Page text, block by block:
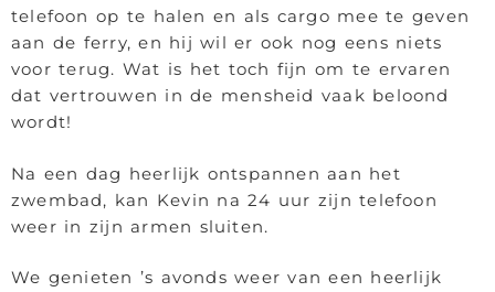
telefoon op te halen en als cargo mee te geven
aan de ferry, en hij wil er ook nog eens niets
voor terug. Wat is het toch fijn om te ervaren
dat vertrouwen in de mensheid vaak beloond
wordt!
Na een dag heerlijk ontspannen aan het
zwembad, kan Kevin na 24 uur zijn telefoon
weer in zijn armen sluiten.
We genieten ’s avonds weer van een heerlijk